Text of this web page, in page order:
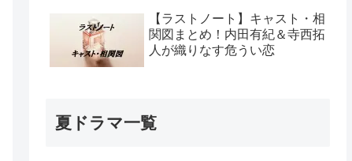
【ラストノート】キャスト・相
関図まとめ！内田有紀＆寺西拓
人が織りなす危うい恋
夏ドラマ一覧